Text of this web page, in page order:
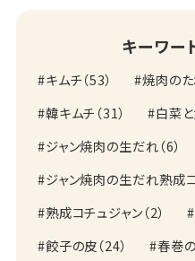
キーワー
キムチ（53） 焼肉の
韓キムチ （31） 白菜
ジャン焼肉の生だれ（6）
ジャン焼肉の生だれ熟成
熟成コチュジャン（2）
餃子の皮（24） 春巻